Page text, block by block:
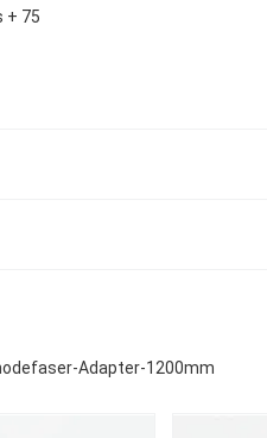
+ 75
Adapter-1200mm